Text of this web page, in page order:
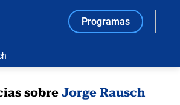
Programas
sobre Jorge Rausch